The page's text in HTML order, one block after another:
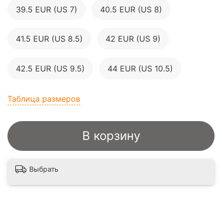
Таблица размеров
В корзину
39.5 EUR (US 7) 40.5 EUR (US 8)
41.5 EUR (US 8.5) 42 EUR (US 9)
42.5 EUR (US 9.5) 44 EUR (US 10.5)
Выбрать